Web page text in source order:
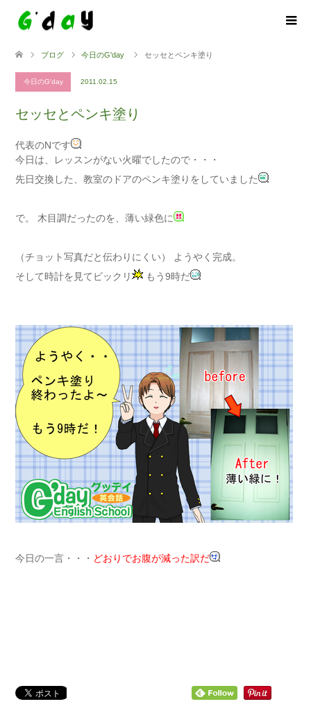
ブログ 今日のG'day セッセとペンキ塗り
今日のG'day 2011.02.15
セッセとペンキ塗り
代表のNです
今日は、レッスンがない火曜でしたので・・・
先日交換した、教室のドアのペンキ塗りをしていました
で。 木目調だったのを、薄い緑色に
（チョット写真だと伝わりにくい） ようやく完成。
そして時計を見てビックリ
もう9時だ
今日の一言・・・ どおりでお腹が減った訳だ